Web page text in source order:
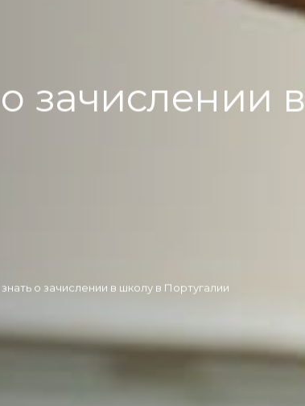
зачислении в
о зачислении в школу в Португалии